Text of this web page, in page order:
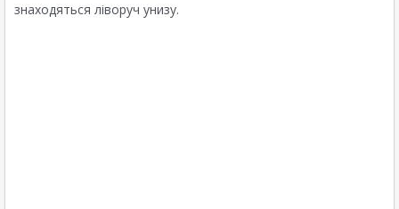
знаходяться ліворуч унизу.